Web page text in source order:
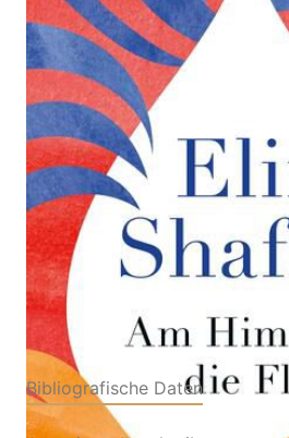
Roman
VonElif Shafak
Verlag: Hanser,
Carl|Viking
Buch
Bibliografische Daten